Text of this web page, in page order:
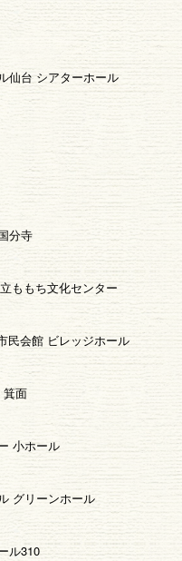
仙台 シアターホール
分寺
ももち文化センター
民会館 ビレッジホール
箕面
小ホール
グリーンホール
ル310